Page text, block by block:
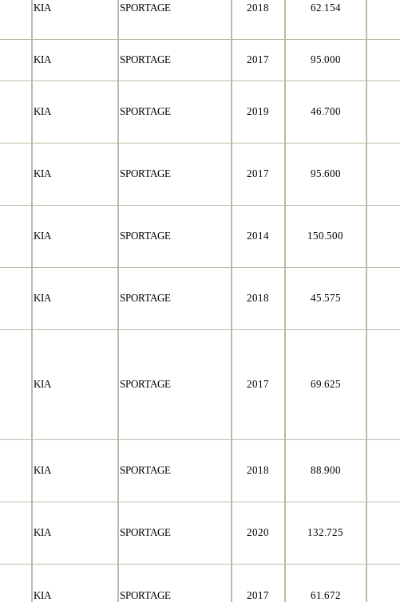
KIA SPORTAGE 2018 62.154
KIA SPORTAGE 2017 95.000
KIA SPORTAGE 2019 46.700
KIA SPORTAGE 2017 95.600
KIA SPORTAGE 2014 150.500
KIA SPORTAGE 2018 45.575
KIA SPORTAGE 2017 69.625
KIA SPORTAGE 2018 88.900
KIA SPORTAGE 2020 132.725
KIA SPORTAGE 2017 61.672